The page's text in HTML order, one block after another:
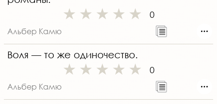
0
Альбер Камю
Воля — то же одиночество.
0
Альбер Камю